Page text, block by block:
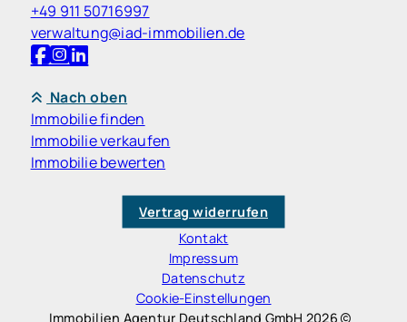
+49 911 50716997
verwaltung@iad-immobilien.de
Nach oben
Immobilie finden
Immobilie verkaufen
Immobilie bewerten
Vertrag widerrufen
Kontakt
Impressum
Datenschutz
Cookie-Einstellungen
Immobilien Agentur Deutschland GmbH 2026